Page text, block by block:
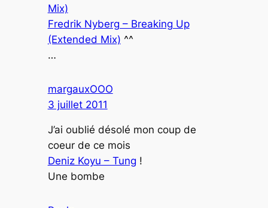
Mix)
Fredrik Nyberg – Breaking Up
(Extended Mix) ^^
…
margauxOOO
3 juillet 2011
J’ai oublié désolé mon coup de
coeur de ce mois
Deniz Koyu – Tung !
Une bombe